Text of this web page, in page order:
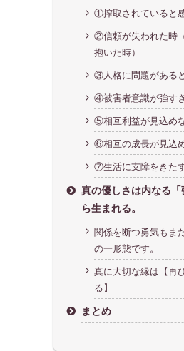
①搾取されていると
②信頼が失われた時
抱いた時）
③人格に問題がある
④被害者意識が強す
⑤相互利益が見込め
⑥相互の成長が見込
⑦生活に支障をきた
真の優しさは内なる「
ら生まれる。
関係を断つ勇気もま
の一形態です。
真に大切な縁は【再
る】
まとめ